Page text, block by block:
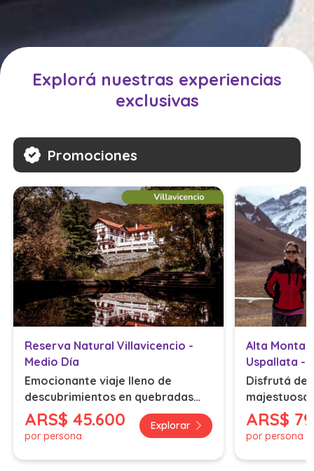
Explorá nuestras experiencias
exclusivas
Promociones
Reserva Natural Villavicencio -
Medio Día
Emocionante viaje lleno de
descubrimientos en quebradas
asombrosas y paisajes
protegidos
ARS$ 45.600
por persona
Explorar
Alta
Uspallata -
Disfrutá de
majestuosa
Andes.
ARS$
por persona